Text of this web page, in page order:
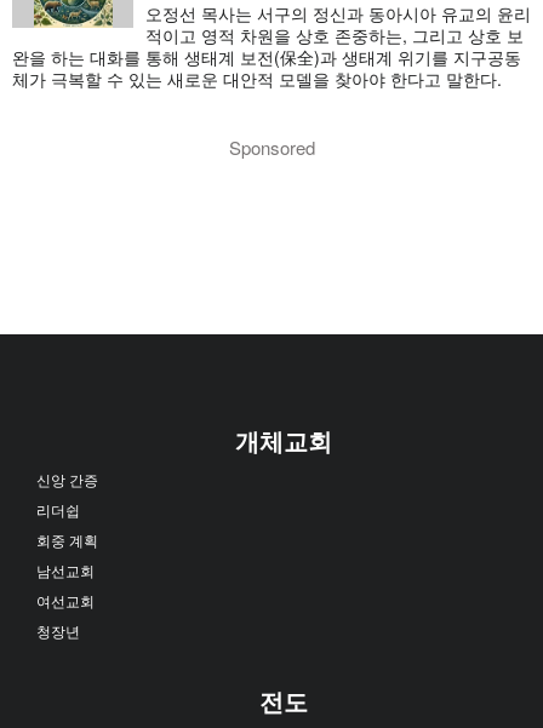
오정선 목사는 서구의 정신과 동아시아 유교의 윤리
적이고 영적 차원을 상호 존중하는, 그리고 상호 보
완을 하는 대화를 통해 생태계 보전(保全)과 생태계 위기를 지구공동
체가 극복할 수 있는 새로운 대안적 모델을 찾아야 한다고 말한다.
Sponsored
개체교회
신앙 간증
리더쉽
회중 계획
남선교회
여선교회
청장년
전도